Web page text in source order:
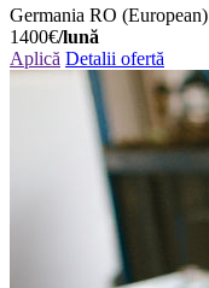
Germania RO (European)
1400€/lună
Aplică Detalii ofertă